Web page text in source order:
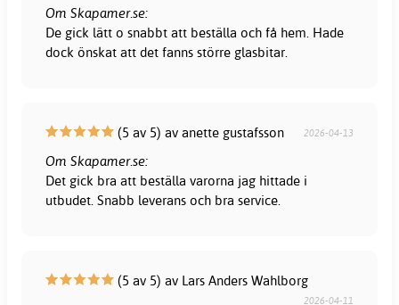
Om Skapamer.se:
De gick lätt o snabbt att beställa och få hem. Hade
dock önskat att det fanns större glasbitar.
(5 av 5) av anette gustafsson 2026-04-13
Om Skapamer.se:
Det gick bra att beställa varorna jag hittade i
utbudet. Snabb leverans och bra service.
(5 av 5) av Lars Anders Wahlborg
2026-04-11